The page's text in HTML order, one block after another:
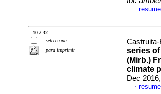
·
10 / 32
selecciona
para imprimir
series
(Mirb.)
climate
Dec
·